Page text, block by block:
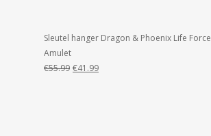
Sleutel hanger Dragon & Phoenix Life Force
Amulet
€55.99 Oorspronkelijke
€41.99Huidige